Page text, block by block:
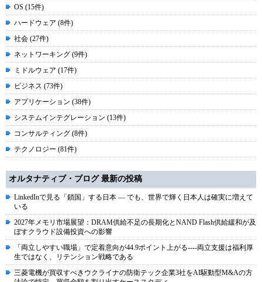
OS (15件)
ハードウェア (8件)
社会 (27件)
ネットワーキング (9件)
ミドルウェア (17件)
ビジネス (73件)
アプリケーション (38件)
システムインテグレーション (13件)
コンサルティング (8件)
テクノロジー (81件)
オルタナティブ・ブログ 最新の投稿
LinkedInで見る「鎖国」する日本 ― でも、世界で輝く日本人は確実に増えて
いる
2027年メモリ市場展望：DRAM供給不足の長期化とNAND Flash供給緩和が及
ぼすクラウド設備投資への影響
「両立しやすい職場」で定着意向が44.9ポイント上がる----両立支援は福利厚
生ではなく、リテンション戦略である
三菱電機が買収すべきウクライナの防衛テック企業3社をAI駆動型M&Aの方